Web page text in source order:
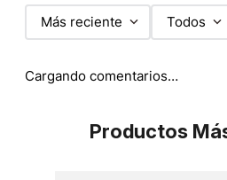
Más reciente Todos
Cargando comentarios…
Productos